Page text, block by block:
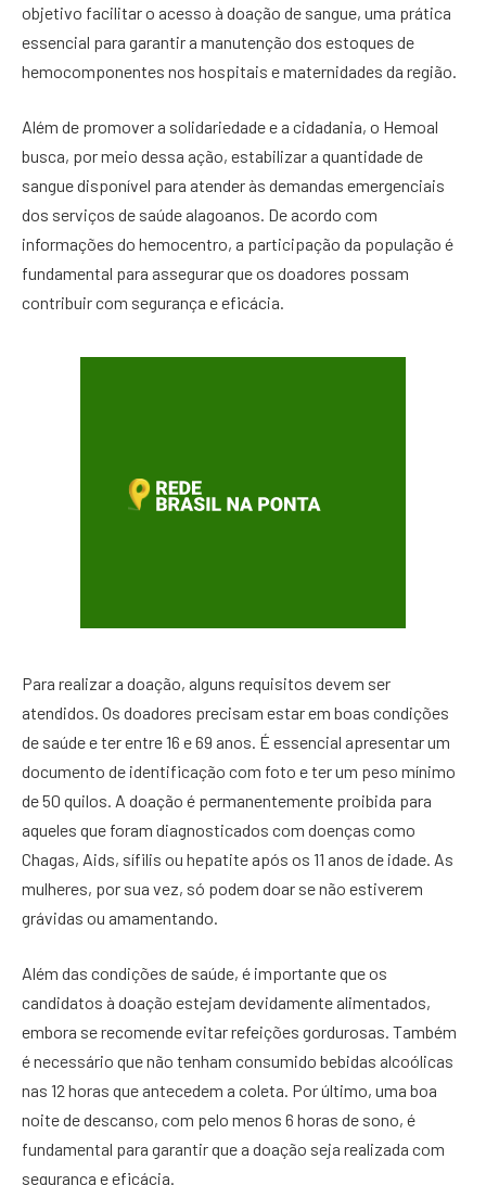
objetivo facilitar o acesso à doação de sangue, uma prática
essencial para garantir a manutenção dos estoques de
hemocomponentes nos hospitais e maternidades da região.
Além de promover a solidariedade e a cidadania, o Hemoal
busca, por meio dessa ação, estabilizar a quantidade de
sangue disponível para atender às demandas emergenciais
dos serviços de saúde alagoanos. De acordo com
informações do hemocentro, a participação da população é
fundamental para assegurar que os doadores possam
contribuir com segurança e eficácia.
Para realizar a doação, alguns requisitos devem ser
atendidos. Os doadores precisam estar em boas condições
de saúde e ter entre 16 e 69 anos. É essencial apresentar um
documento de identificação com foto e ter um peso mínimo
de 50 quilos. A doação é permanentemente proibida para
aqueles que foram diagnosticados com doenças como
Chagas, Aids, sífilis ou hepatite após os 11 anos de idade. As
mulheres, por sua vez, só podem doar se não estiverem
grávidas ou amamentando.
Além das condições de saúde, é importante que os
candidatos à doação estejam devidamente alimentados,
embora se recomende evitar refeições gordurosas. Também
é necessário que não tenham consumido bebidas alcoólicas
nas 12 horas que antecedem a coleta. Por último, uma boa
noite de descanso, com pelo menos 6 horas de sono, é
fundamental para garantir que a doação seja realizada com
segurança e eficácia.